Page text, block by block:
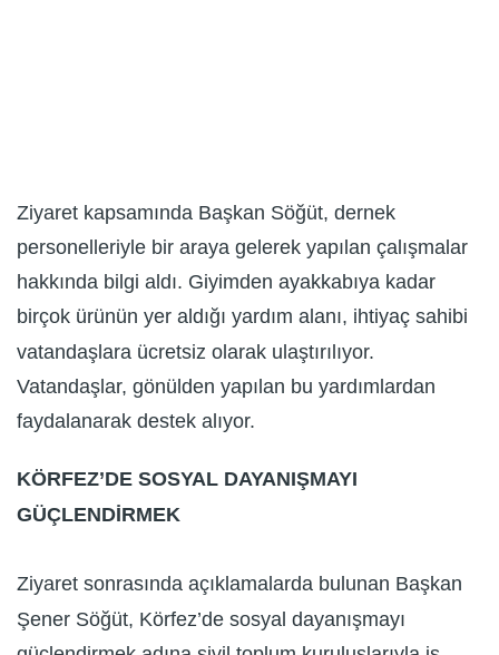
Ziyaret kapsamında Başkan Söğüt, dernek
personelleriyle bir araya gelerek yapılan çalışmalar
hakkında bilgi aldı. Giyimden ayakkabıya kadar
birçok ürünün yer aldığı yardım alanı, ihtiyaç sahibi
vatandaşlara ücretsiz olarak ulaştırılıyor.
Vatandaşlar, gönülden yapılan bu yardımlardan
faydalanarak destek alıyor.
KÖRFEZ’DE SOSYAL DAYANIŞMAYI
GÜÇLENDİRMEK
Ziyaret sonrasında açıklamalarda bulunan Başkan
Şener Söğüt, Körfez’de sosyal dayanışmayı